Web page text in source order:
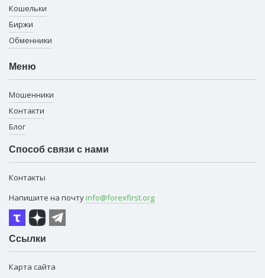
Кошельки
Биржи
Обменники
Меню
Мошенники
Контакти
Блог
Способ связи с нами
Контакты
Напишите на почту info@forexfirst.org
Ссылки
Карта сайта